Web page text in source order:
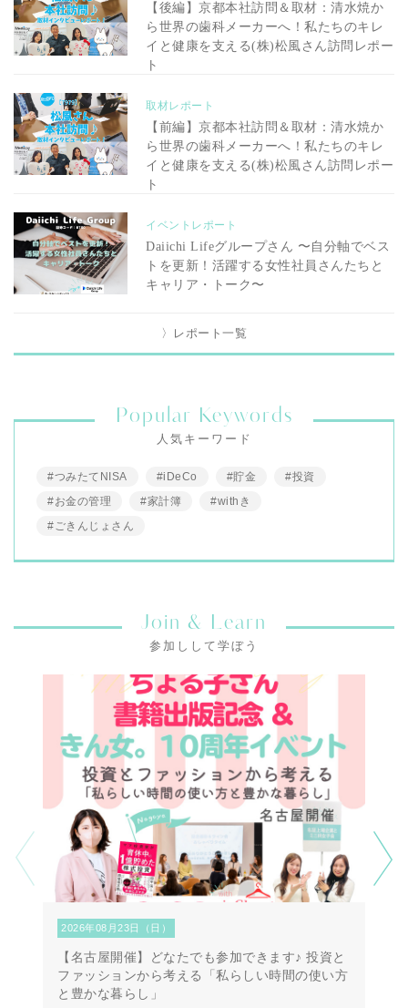
【後編】京都本社訪問＆取材：清水焼か
ら世界の歯科メーカーへ！私たちのキレ
イと健康を支える(株)松風さん訪問レポー
ト
取材レポート
【前編】京都本社訪問＆取材：清水焼か
ら世界の歯科メーカーへ！私たちのキレ
イと健康を支える(株)松風さん訪問レポー
ト
イベントレポート
Daiichi Lifeグループさん 〜自分軸でベス
トを更新！活躍する女性社員さんたちと
キャリア・トーク〜
〉レポート一覧
Popular Keywords
人気キーワード
#つみたてNISA #iDeCo #貯金
#投資
#お金の管理
#家計簿
#withき
#ごきんじょさん
Join & Learn
参加しして学ぼう
2026年08月23日（日）
【名古屋開催】どなたでも参加できます♪ 投資と
ファッションから考える「私らしい時間の使い方
と豊かな暮らし」